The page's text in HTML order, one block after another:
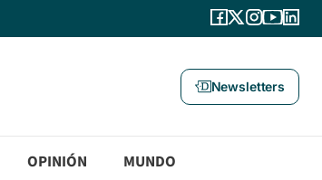
Newsletters
OPINIÓN MUNDO